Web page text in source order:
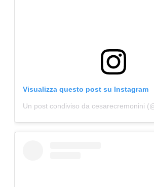
Visualizza questo post su Instagram